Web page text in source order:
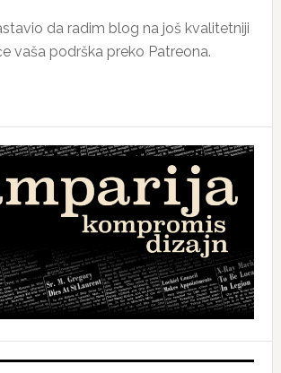
da radim blog na još kvalitetniji
vaša podrška preko Patreona.